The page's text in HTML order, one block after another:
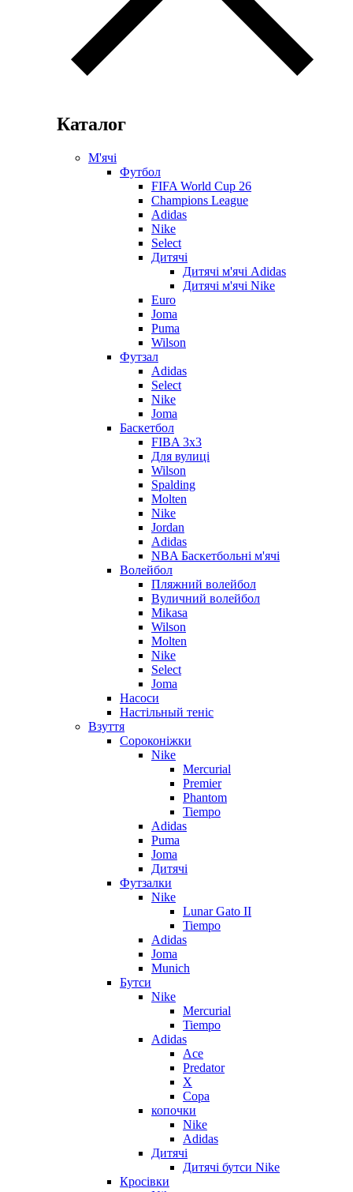
Каталог
М'ячі
Футбол
FIFA World Cup 26
Champions League
Adidas
Nike
Select
Дитячі
Дитячі м'ячі Adidas
Дитячі м'ячі Nike
Euro
Joma
Puma
Wilson
Футзал
Adidas
Select
Nike
Joma
Баскетбол
FIBA 3x3
Для вулиці
Wilson
Spalding
Molten
Nike
Jordan
Adidas
NBA Баскетбольні м'ячі
Волейбол
Пляжний волейбол
Вуличний волейбол
Mikasa
Wilson
Molten
Nike
Select
Joma
Насоси
Настільный теніс
Взуття
Сороконіжки
Nike
Mercurial
Premier
Phantom
Tiempo
Adidas
Puma
Joma
Дитячі
Футзалки
Nike
Lunar Gato II
Tiempo
Adidas
Joma
Munich
Бутси
Nike
Mercurial
Tiempo
Adidas
Ace
Predator
X
Copa
копочки
Nike
Adidas
Дитячі
Дитячі бутси Nike
Кросівки